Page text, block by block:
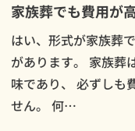
家族葬でも費用が
はい、形式が家族葬
があります。 家族葬
味であり、 必ずしも
せん。 何…